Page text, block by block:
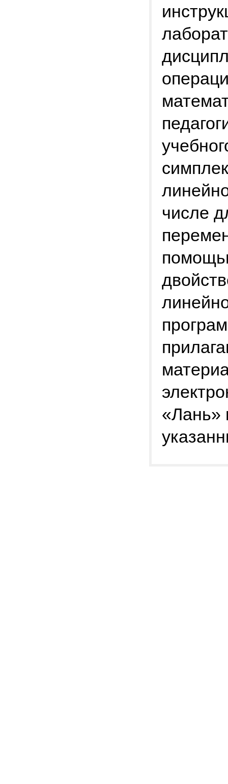
числе
«Лань»